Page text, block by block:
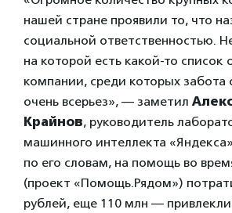
нашей стране проявили то, что
социальной ответственностью.
на которой есть какой-то список
компании, среди которых забота
очень всерьез», — заметил
Крайнов, руководитель
машинного интеллекта
по его словам, на помощь во
(проект «Помощь.Рядом»)
рублей, еще 110 млн —